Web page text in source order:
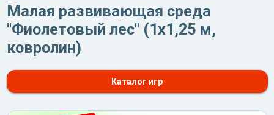
Малая развивающая среда
"Фиолетовый лес" (1х1,25 м,
ковролин)
Каталог игр